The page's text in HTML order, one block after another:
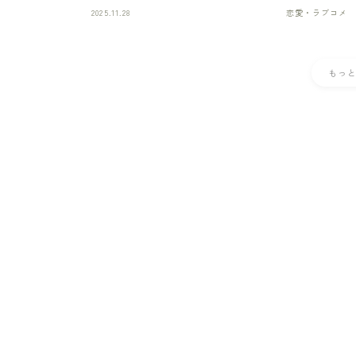
2025.11.28 恋愛・ラブコメ
もっ